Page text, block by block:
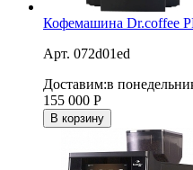
Кофемашина Dr.coffee
Арт. 072d01ed
Доставим:в
155 000 Р
В корзину